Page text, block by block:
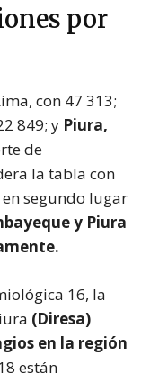
por
con 47 313;
849; y Piura,
de
la tabla con
segundo lugar
y Piura
16, la
(Diresa)
en la región
están